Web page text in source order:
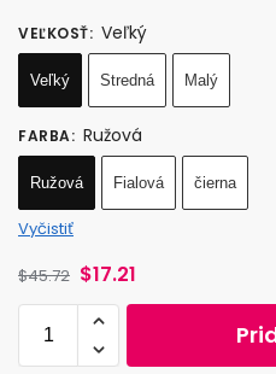
VEĽKOSŤ: Veľký
Veľký Stredná Malý
FARBA: Ružová
Ružová Fialová čierna
Vyčistiť
$45.72 $17.21